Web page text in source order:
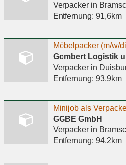
Verpackerin
Entfernung: 91,6km
Möbelpacker (m/w/
Gombert Logistik
Verpackerin
Entfernung: 93,9km
GGBE GmbH
Verpackerin
Entfernung: 94,2km